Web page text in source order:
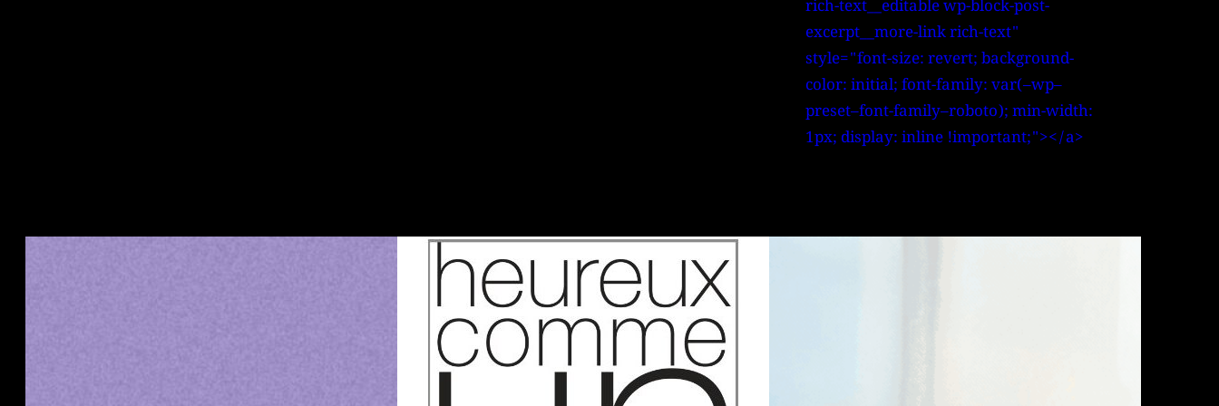
rich-text__editable wp-block-post-
excerpt__more-link rich-text"
style="font-size: revert; background-
color: initial; font-family: var(–wp–
preset–font-family–roboto); min-width:
1px; display: inline !important;"></a>